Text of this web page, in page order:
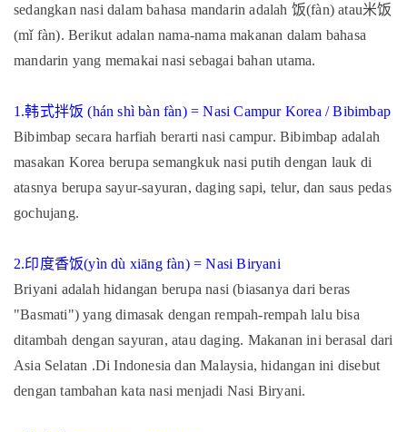
sedangkan nasi dalam bahasa mandarin adalah 饭(fàn) atau米饭
(mǐ fàn). Berikut adalan nama-nama makanan dalam bahasa
mandarin yang memakai nasi sebagai bahan utama.
1.韩式拌饭 (hán shì bàn fàn) = Nasi Campur Korea / Bibimbap
Bibimbap secara harfiah berarti nasi campur. Bibimbap adalah
masakan Korea berupa semangkuk nasi putih dengan lauk di
atasnya berupa sayur-sayuran, daging sapi, telur, dan saus pedas
gochujang.
2.印度香饭(yìn dù xiāng fàn) = Nasi Biryani
Briyani adalah hidangan berupa nasi (biasanya dari beras
"Basmati") yang dimasak dengan rempah-rempah lalu bisa
ditambah dengan sayuran, atau daging. Makanan ini berasal dari
Asia Selatan .Di Indonesia dan Malaysia, hidangan ini disebut
dengan tambahan kata nasi menjadi Nasi Biryani.